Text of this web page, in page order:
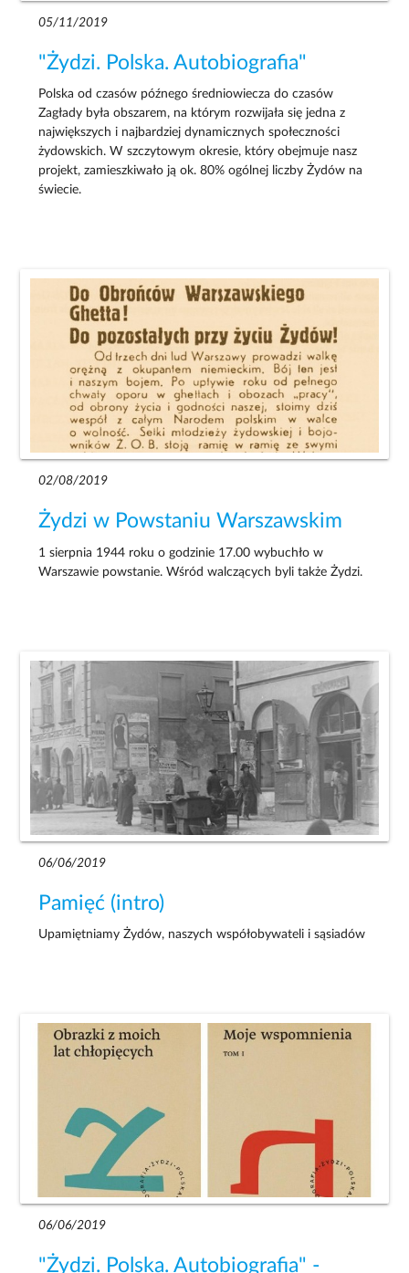
05/11/2019
"Żydzi. Polska. Autobiografia"
Polska od czasów późnego średniowiecza do czasów
Zagłady była obszarem, na którym rozwijała się jedna z
największych i najbardziej dynamicznych społeczności
żydowskich. W szczytowym okresie, który obejmuje nasz
projekt, zamieszkiwało ją ok. 80% ogólnej liczby Żydów na
świecie.
02/08/2019
Żydzi w Powstaniu Warszawskim
1 sierpnia 1944 roku o godzinie 17.00 wybuchło w
Warszawie powstanie. Wśród walczących byli także Żydzi.
06/06/2019
Pamięć (intro)
Upamiętniamy Żydów, naszych współobywateli i sąsiadów
06/06/2019
"Żydzi. Polska. Autobiografia" -